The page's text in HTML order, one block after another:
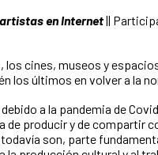
en Internet||
cines, museos y
los últimos en volver a la
a la pandemia de
de producir y de compartir
son, parte